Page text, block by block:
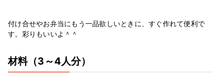
付け合せやお弁当にもう一品欲しいときに、すぐ作れて便利で
す。彩りもいいよ＾＾
材料（3～4人分）